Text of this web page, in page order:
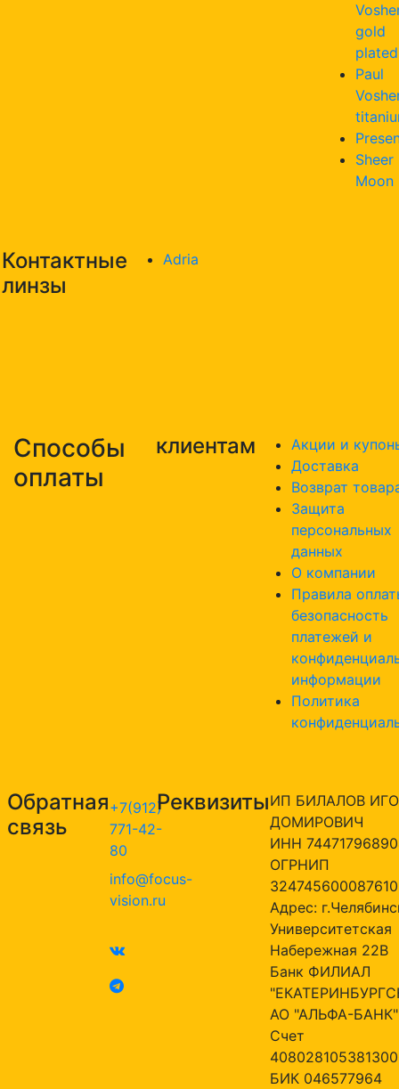
gold
plated
Paul
Sheer
Moon
Контактные
линзы
Adria
Способы
оплаты
клиентам
Акции и
Доставка
Возврат
Защита
персональных
данных
О компании
Правила
безопасность
платежей и
информации
Политика
Обратная
связь
+7(912)
771-42-
80
info@focus-
vision.ru
РеквизитыИП БИЛАЛОВ
ДОМИРОВИЧ
ИНН
ОГРНИП
324745600087610
Адрес:
Университетская
Набережная 22В
Банк ФИЛИАЛ
АО "АЛЬФА-БАНК"
Счет
БИК 046577964